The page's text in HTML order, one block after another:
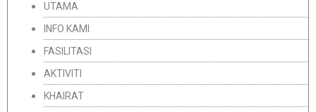
UTAMA
INFO KAMI
FASILITASI
AKTIVITI
KHAIRAT